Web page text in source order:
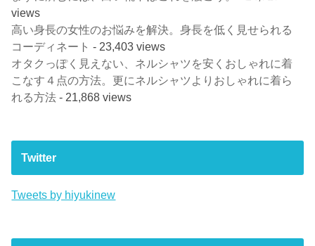
views
高い身長の女性のお悩みを解決。身長を低く見せられる
コーディネート - 23,403 views
オタクっぽく見えない、ネルシャツを安くおしゃれに着
こなす４点の方法。更にネルシャツよりおしゃれに着ら
れる方法 - 21,868 views
Twitter
Tweets by hiyukinew